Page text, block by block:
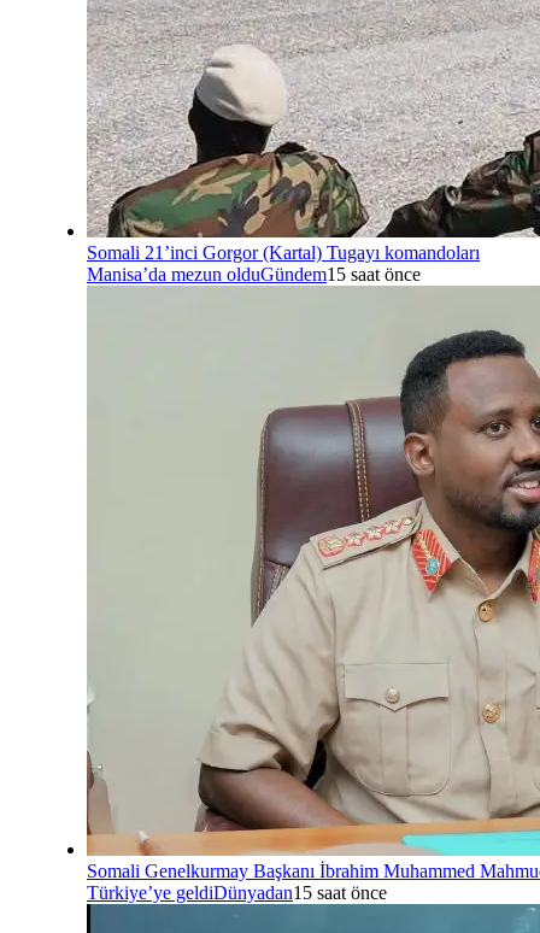
Somali 21’inci Gorgor (Kartal) Tugayı komandoları
Manisa’da mezun olduGündem15 saat önce
Somali Genelkurmay Başkanı İbrahim Muhammed
Türkiye’ye geldiDünyadan15 saat önce